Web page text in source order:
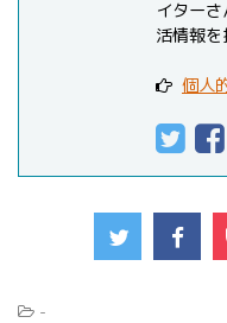
イター
活情報
個人
-